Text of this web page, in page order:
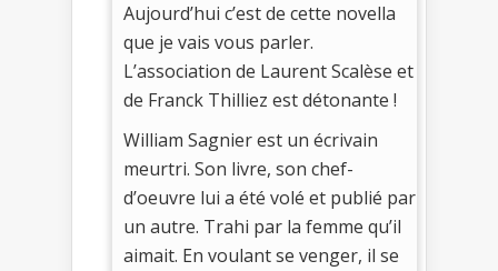
Aujourd’hui c’est de cette novella
que je vais vous parler.
L’association de Laurent Scalèse et
de Franck Thilliez est détonante !
William Sagnier est un écrivain
meurtri. Son livre, son chef-
d’oeuvre lui a été volé et publié par
un autre. Trahi par la femme qu’il
aimait. En voulant se venger, il se